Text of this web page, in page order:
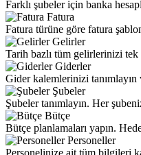
Farklı şubeler için banka
Fatura
Fatura türüne göre fatura
Gelirler
Tarih bazlı tüm gelirlerinizi
Giderler
Gider kalemlerinizi
Şubeler
Şubeler tanımlayın. Her
Bütçe
Bütçe planlamaları yapın.
Personeller